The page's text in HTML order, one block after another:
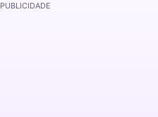
PUBLICIDADE